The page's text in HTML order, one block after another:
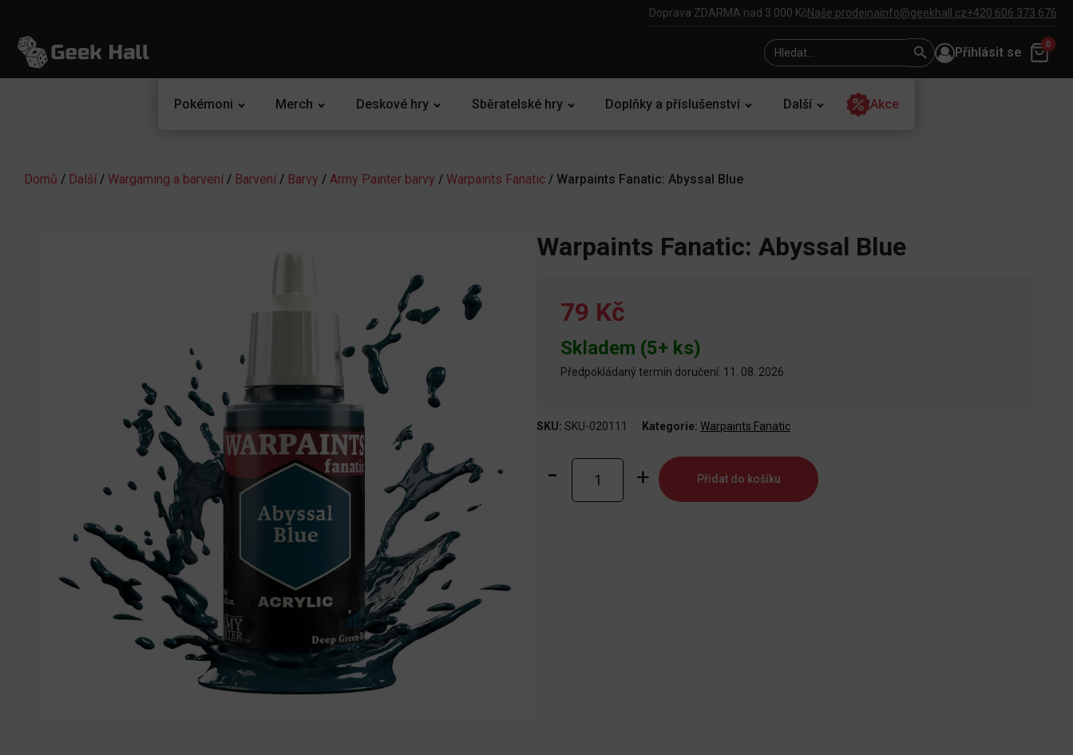
Doprava ZDARMA nad 3 000 KčNaše prodejnainfo@geekhall.cz+420 606 373 676
Search
for:
Search
Button
Přihlásit se
0
Pokémoni Merch Deskové hry Sběratelské hry Doplňky a příslušenství Další Akce
Domů / Další / Wargaming a barvení / Barvení / Barvy / Army Painter barvy / Warpaints Fanatic / Warpaints Fanatic: Abyssal Blue
Warpaints Fanatic: Abyssal Blue
79 Kč
Skladem (5+ ks)
Předpokládaný termín doručení: 11. 08. 2026
SKU: SKU-020111 Kategorie: Warpaints Fanatic
Fanatic:
Abyssal
Přidat do košíku